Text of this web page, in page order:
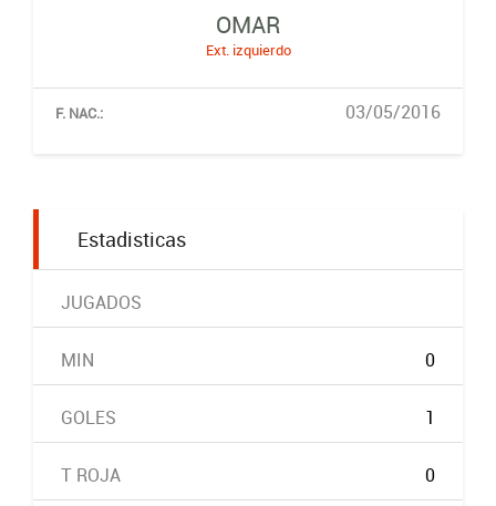
OMAR
Ext. izquierdo
F. NAC.: 03/05/2016
Estadisticas
JUGADOS
MIN 0
GOLES 1
T ROJA 0